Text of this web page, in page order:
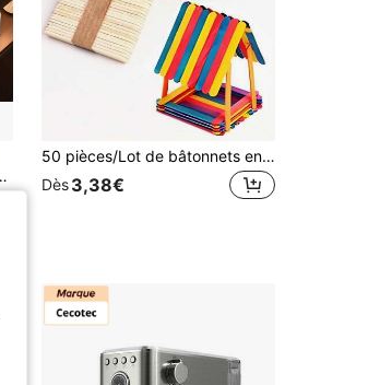
50 pièces/Lot de bâtonnets en bois de couleur et multicolores, matériaux artisanaux DIY, bâtonnets de glace convenant pour la fabrication de modèles, les porte-crayons, les petites maisons DIY et les projets de collage, retour à l'école, fournitures scolaires
Dès3,38€